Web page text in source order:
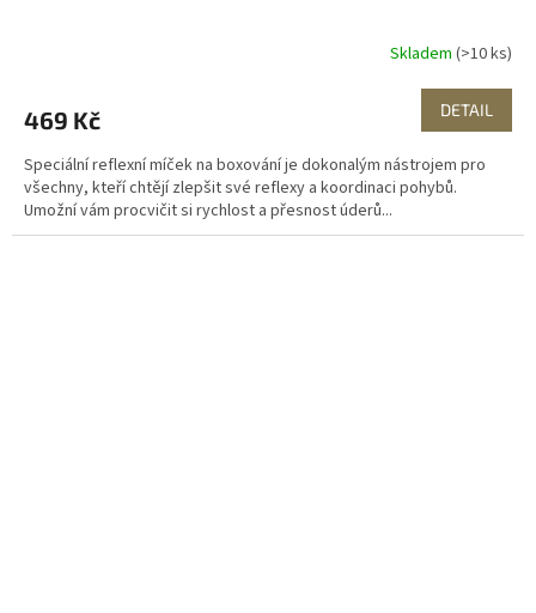
Skladem (>10 ks)
469 Kč DETAIL
Speciální reflexní míček na boxování je dokonalým nástrojem pro
všechny, kteří chtějí zlepšit své reflexy a koordinaci pohybů.
Umožní vám procvičit si rychlost a přesnost úderů...